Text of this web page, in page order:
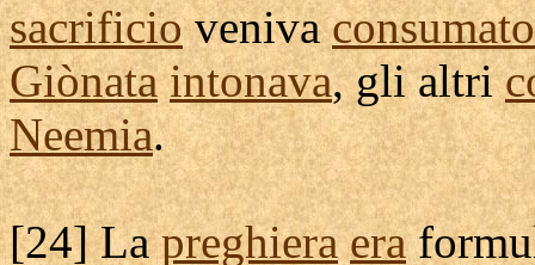
sacrificiovenivaconsumato
Giònata intonava, gli altri
Neemia.
[24] Lapreghiera era